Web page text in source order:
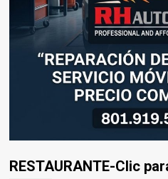
RESTAURANTE-Clic